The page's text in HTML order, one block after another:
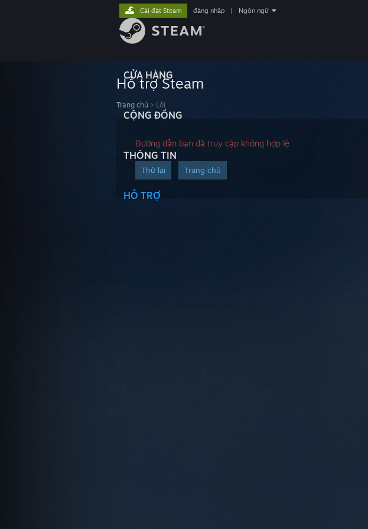
CỬA HÀNG
CỘNG ĐỒNG
THÔNG TIN
HỖ TRỢ
Cài đặt Steam đăng nhập Ngôn ngữ
Hỗ trợ Steam
Trang chủ > Lỗi
Đường dẫn bạn đã truy cập không hợp lệ
Thử lại Trang chủ